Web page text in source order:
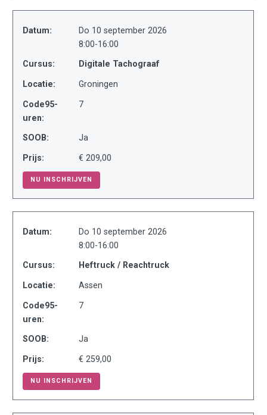
Datum:
Do 10 september 2026
8:00-16:00
Cursus: Digitale Tachograaf
Locatie: Groningen
Code95-
uren:
7
SOOB: Ja
Prijs: € 209,00
NU INSCHRIJVEN
Datum:
Do 10 september 2026
8:00-16:00
Cursus: Heftruck / Reachtruck
Locatie: Assen
Code95-
uren:
7
SOOB: Ja
Prijs: € 259,00
NU INSCHRIJVEN